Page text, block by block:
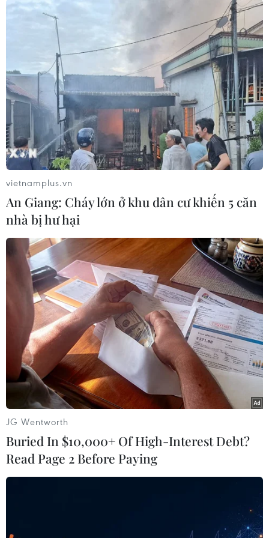
hiệp thanh niên Việt Nam nhiệm kỳ 2019 -
2024./.
(Vietnam+)
# Startup Hunt 2019 #Khởi nghiệp
#Start-up
#Đại sứ quán Israel
#Trung tâm Hỗ trợ Thanh niên khởi nghiệp
#TripHunter
TP. Hà Nội
Theo dõi VietnamPlus
vietnamplus.vn
An Giang: Cháy lớn ở khu dân cư khiến 5 căn
nhà bị hư hại
JG Wentworth
Buried In $10,000+ Of High-Interest Debt?
Read Page 2 Before Paying